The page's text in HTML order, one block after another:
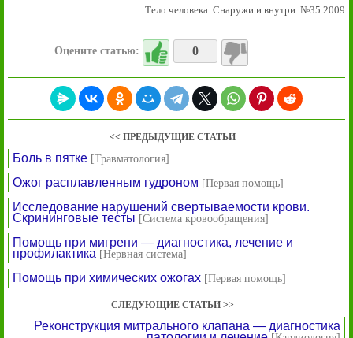
Тело человека. Снаружи и внутри. №35 2009
Оцените статью: 0
<< ПРЕДЫДУЩИЕ СТАТЬИ
Боль в пятке [Травматология]
Ожог расплавленным гудроном [Первая помощь]
Исследование нарушений свертываемости крови.
Скрининговые тесты [Система кровообращения]
Помощь при мигрени — диагностика, лечение и
профилактика [Нервная система]
Помощь при химических ожогах [Первая помощь]
СЛЕДУЮЩИЕ СТАТЬИ >>
Реконструкция митрального клапана — диагностика